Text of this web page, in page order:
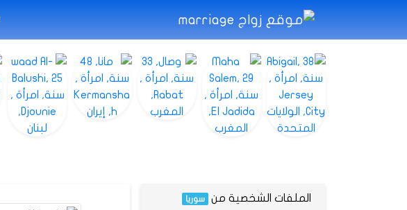
الملفات الشخصية من سوريا